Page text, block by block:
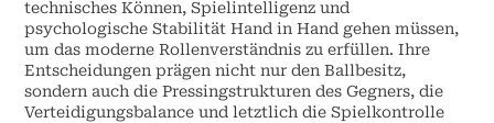
technisches Können, Spielintelligenz und
psychologische Stabilität Hand in Hand gehen müssen,
um das moderne Rollenverständnis zu erfüllen. Ihre
Entscheidungen prägen nicht nur den Ballbesitz,
sondern auch die Pressingstrukturen des Gegners, die
Verteidigungsbalance und letztlich die Spielkontrolle